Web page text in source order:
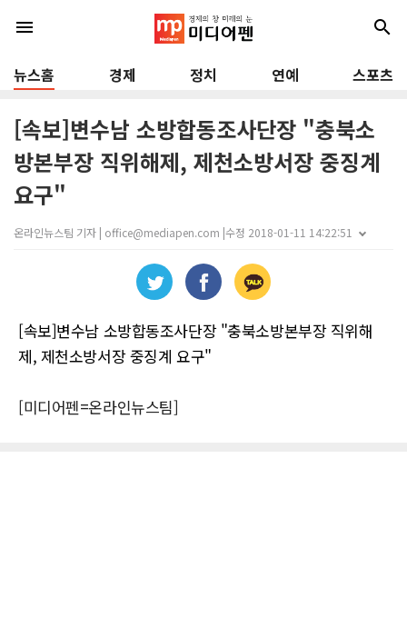
menu search
뉴스홈 경제 정치 연예 스포츠
[속보]변수남 소방합동조사단장 "충북소
방본부장 직위해제, 제천소방서장 중징계
요구"
온라인뉴스팀 기자 | office@mediapen.com |수정 2018-01-11 14:22:51
[속보]변수남 소방합동조사단장 "충북소방본부장 직위해
제, 제천소방서장 중징계 요구"
[미디어펜=온라인뉴스팀]